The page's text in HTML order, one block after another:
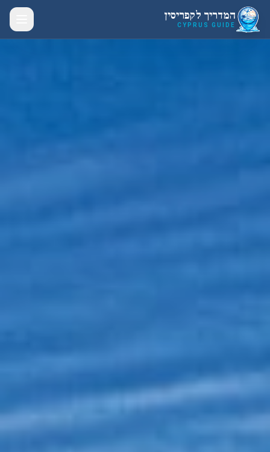
דלג לתוכן הראשי
המדריך לקפריסין
CYPRUS GUIDE